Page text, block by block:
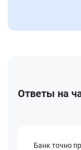
Ответы на
Банк точно